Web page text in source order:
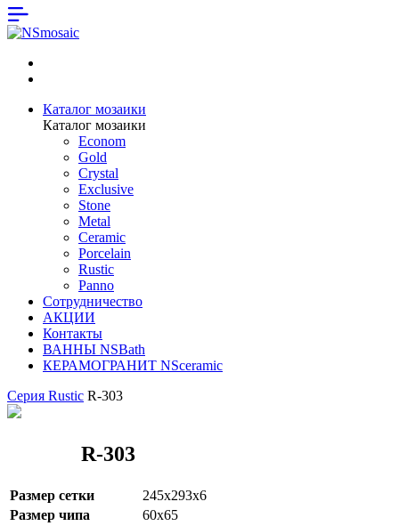
Каталог мозаики
Каталог мозаики
Econom
Gold
Crystal
Exclusive
Stone
Metal
Ceramic
Porcelain
Rustic
Panno
Сотрудничество
АКЦИИ
Контакты
ВАННЫ NSBath
КЕРАМОГРАНИТ NSceramic
Серия Rustic R-303
R-303
Размер сетки
245x293x6
Размер чипа
60x65